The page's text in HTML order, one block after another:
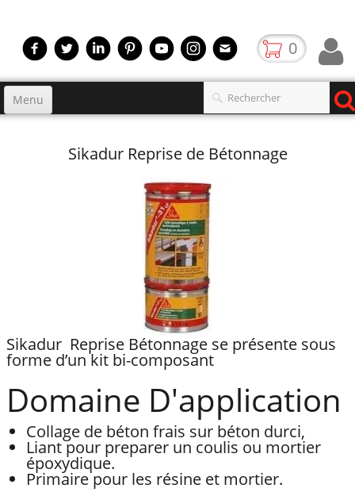
0
Menu
Produits▼
blog
Sikadur Reprise de Bétonnage
Sikadur Reprise Bétonnage se présente sous
forme d’un kit bi-composant
Domaine D'application
Collage de béton frais sur béton durci,
Liant pour preparer un coulis ou mortier
époxydique.
Primaire pour les résine et mortier.